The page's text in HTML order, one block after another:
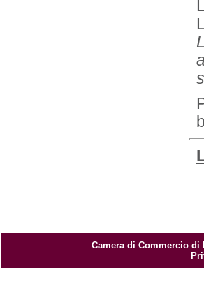
Camera di Commercio di